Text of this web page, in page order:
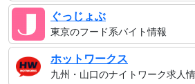
ぐっじょぶ
東京のフード系バイト情報
ホットワークス
九州・山口のナイトワーク求人